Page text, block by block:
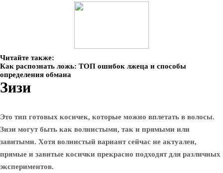
Читайте также:
Как распознать ложь: ТОП ошибок лжеца и способы
определения обмана
Зизи
Это тип готовых косичек, которые можно вплетать в волосы.
Зизи могут быть как волнистыми, так и прямыми или
завитыми. Хотя волнистый вариант сейчас не актуален,
прямые и завитые косички прекрасно подходят для различных
экспериментов.